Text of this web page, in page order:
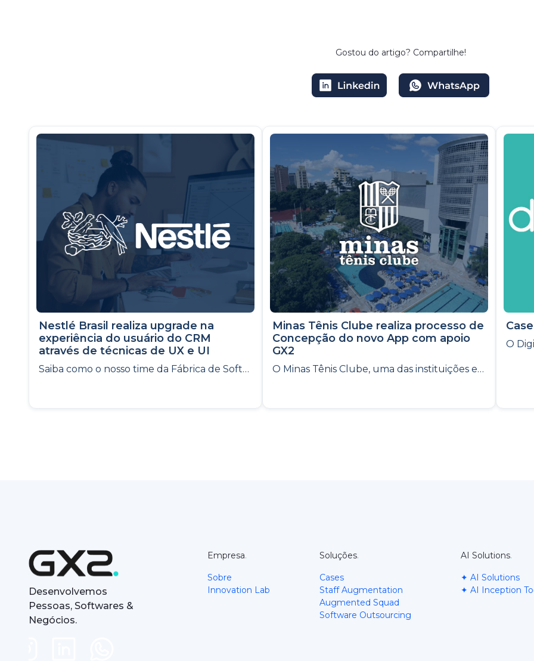
Gostou do artigo? Compartilhe!
Nestlé Brasil realiza upgrade na
experiência do usuário do CRM
através de técnicas de UX e UI
Saiba como o nosso time da Fábrica de Software melhorou a experiência dos usuários do CRM da Nestlé Brasil, utilizando técnicas de UX e UI.
Minas Tênis Clube realiza processo de
Concepção do novo App com apoio
GX2
O Minas Tênis Clube, uma das instituições esportivas e sociais mais tradicionais e inovadoras do Brasil, com mais de 85 anos de história, deu mais um passo em sua jornada de transformação digital ao confiar na GX2 para a concepção de seu novo aplicativo oficial para os sócios.
Desenvolvemos
Pessoas, Softwares &
Negócios.
Empresa.
Sobre
Innovation Lab
Soluções.
Cases
Staff Augmentation
Augmented Squad
Software Outsourcing
AI Solutions.
✦ AI Solutions
✦ AI Inception